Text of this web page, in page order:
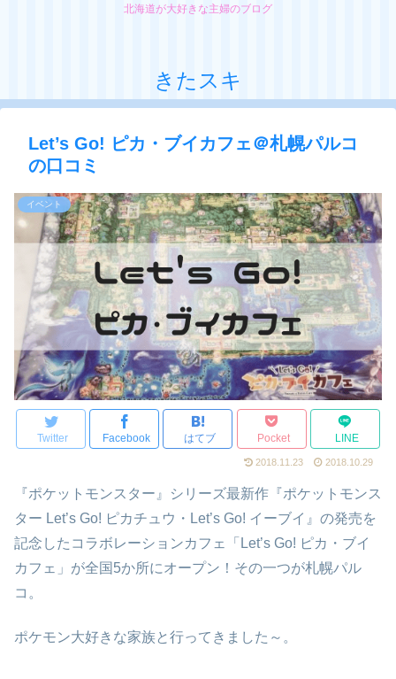
北海道が大好きな主婦のブログ
きたスキ
Let’s Go! ピカ・ブイカフェ＠札幌パルコ
の口コミ
イベント
Twitter Facebook はてブ Pocket LINE
2018.11.23 2018.10.29
『ポケットモンスター』シリーズ最新作『ポケットモンス
ター Let’s Go! ピカチュウ・Let’s Go! イーブイ』の発売を
記念したコラボレーションカフェ「Let’s Go! ピカ・ブイ
カフェ」が全国5か所にオープン！その一つが札幌パル
コ。
ポケモン大好きな家族と行ってきました～。